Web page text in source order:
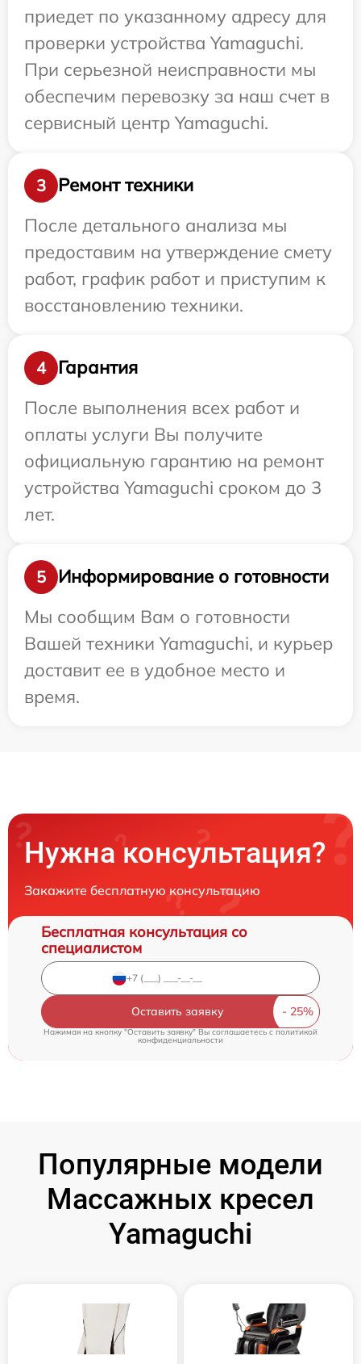
приедет по указанному адресу для
проверки устройства Yamaguchi.
При серьезной неисправности мы
обеспечим перевозку за наш счет в
сервисный центр Yamaguchi.
3
Ремонт техники
После детального анализа мы
предоставим на утверждение смету
работ, график работ и приступим к
восстановлению техники.
4
Гарантия
После выполнения всех работ и
оплаты услуги Вы получите
официальную гарантию на ремонт
устройства Yamaguchi сроком до 3
лет.
5
Информирование о готовности
Мы сообщим Вам о готовности
Вашей техники Yamaguchi, и курьер
доставит ее в удобное место и
время.
Нужна консультация?
Закажите бесплатную консультацию
Бесплатная консультация со
специалистом
Оставить заявку
Нажимая на кнопку "Оставить заявку" Вы соглашаетесь cполитикой
конфиденциальности
Популярные модели
Массажных кресел
Yamaguchi